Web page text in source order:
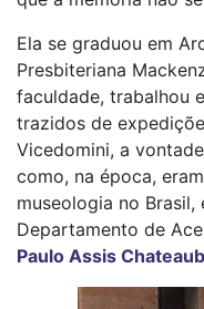
Ela se graduou em
Presbiteriana
faculdade, trabalhou
trazidos de
Vicedomini, a
como, na época,
museologia no
Departamento de
Paulo Assis